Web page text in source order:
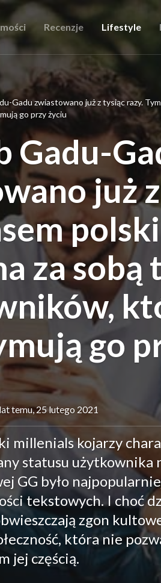
Recenzje Lifestyle
Gadu zwiastowano już z tysiąc razy.
go przy życiu
Gadu-
już
za sobą
go
temu, 25 lutego 2021
millenials kojarzy
statusu użytkownika
GG było
tekstowych. I choć
zgon
która nie
jej częścią.